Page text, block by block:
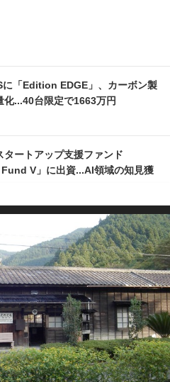
に「Edition EDGE」、カーボン製
化...40台限定で1663万円
タートアップ支援ファンド
Fund V」に出資...AI領域の知見獲